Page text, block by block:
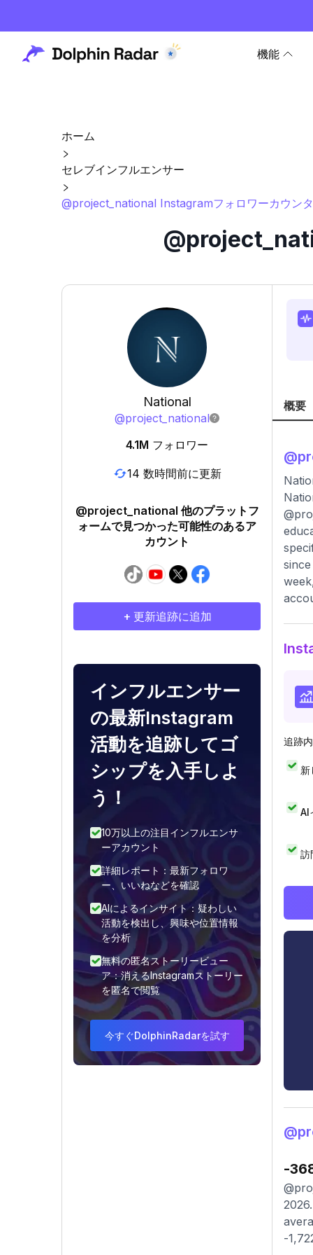
機能
ホーム
セレブインフルエンサー
@project_national Instagramフォロワーカウン
National
@project_national
4.1M フォロワー
14 数時間前に更新
@project_national 他のプラットフ
ォームで見つかった可能性のあるア
カウント
+ 更新追跡に追加
インフルエンサー
の最新Instagram
活動を追跡してゴ
シップを入手しよ
う！
10万以上の注目インフルエンサ
ーアカウント
詳細レポート：最新フォロワ
ー、いいねなどを確認
AIによるインサイト：疑わしい
活動を検出し、興味や位置情報
を分析
無料の匿名ストーリービュー
ア：消えるInstagramストーリー
を匿名で閲覧
今すぐDolphinRadarを試す
概要
@
追跡
新
AI
訪
-
-